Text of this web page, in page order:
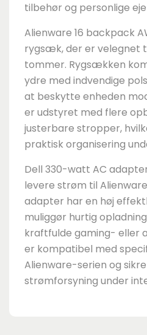
tilbehør og personlige
Alienware 16 backpack
rygsæk, der er velegnet
tommer. Rygsækken
ydre med indvendige
at beskytte enheden
er udstyret med flere
justerbare stropper,
praktisk organisering
Dell 330-watt AC
levere strøm til
adapter har en høj
muliggør hurtig
kraftfulde gaming- eller
er kompatibel med
Alienware-serien og
strømforsyning under